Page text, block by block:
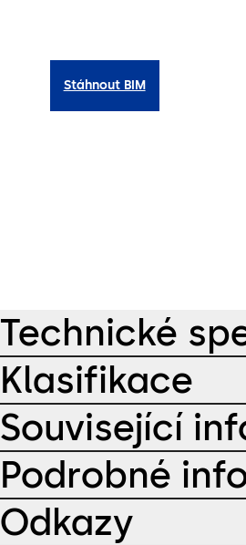
Stáhnout BIM
Technické
Klasifikace
Související
Podrobné
Odkazy